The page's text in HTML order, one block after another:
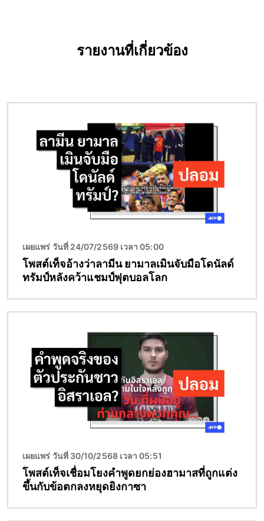
รายงานที่เกี่ยวข้อง
เผยแพร่ วันที่ 24/07/2569 เวลา 05:00
โพสต์เท็จอ้างว่าลามีน ยามาลเมินจับมือโดนัลด์
ทรัมป์หลังคว้าแชมป์ฟุตบอลโลก
เผยแพร่ วันที่ 30/10/2568 เวลา 05:51
โพสต์เท็จเชื่อมโยงคำพูดยกย่องฮามาสที่ถูกแต่ง
ขึ้นกับข้อตกลงหยุดยิงกาซา